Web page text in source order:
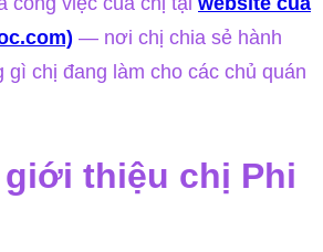
— nơi chị chia sẻ hành
gì chị đang làm cho các chủ quán
thiệu chị Phi